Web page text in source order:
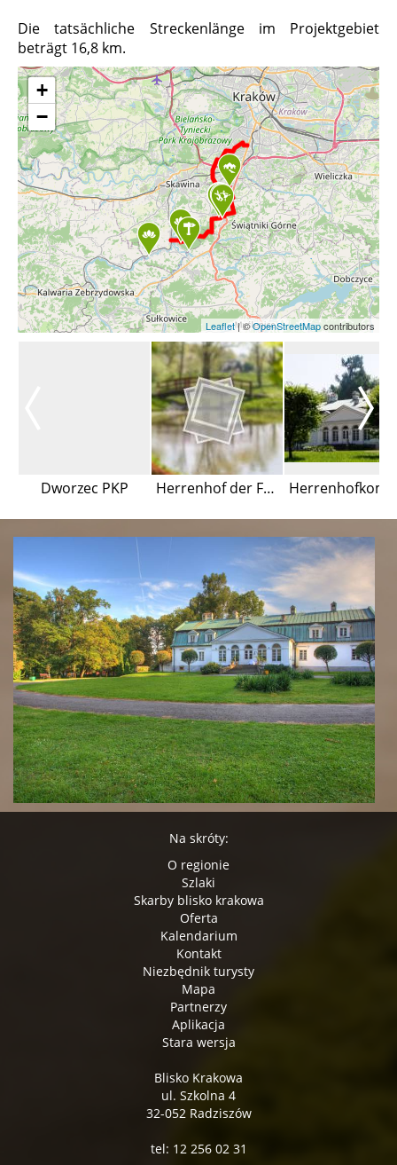
Die tatsächliche Streckenlänge im Projektgebiet
beträgt 16,8 km.
+
−
Leaflet|©OpenStreetMapcontributors
Dworzec PKP Herrenhof der Familie Padlewski
Na skróty:
O regionie
Szlaki
Skarby blisko krakowa
Oferta
Kalendarium
Kontakt
Niezbędnik turysty
Mapa
Partnerzy
Aplikacja
Stara wersja
Blisko Krakowa
ul. Szkolna 4
32-052 Radziszów
tel: 12 256 02 31